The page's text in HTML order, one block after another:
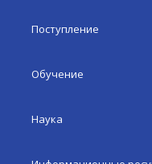
Поступление
Обучение
Наука